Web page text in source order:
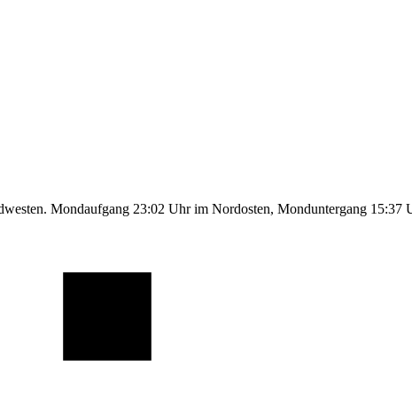
Mondaufgang 23:02 Uhr im Nordosten, Monduntergang 15:37